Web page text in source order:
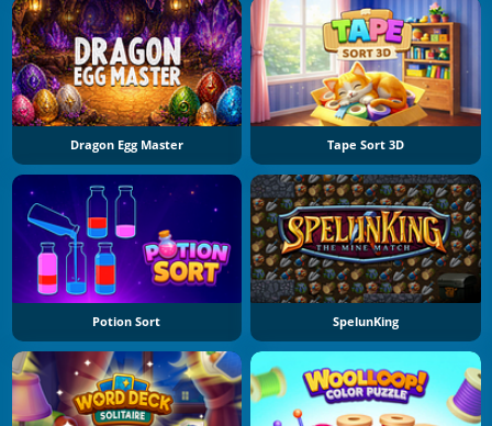
Dragon Egg Master Tape Sort 3D
Potion Sort SpelunKing